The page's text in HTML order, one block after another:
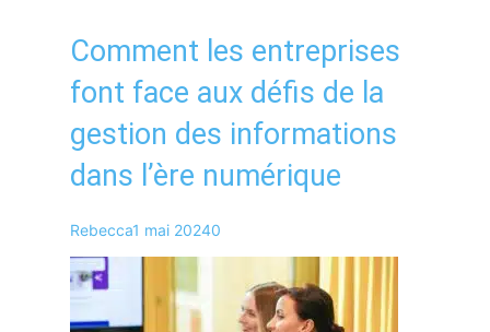
Comment les entreprises
font face aux défis de la
gestion des informations
dans l’ère numérique
Rebecca1 mai 20240